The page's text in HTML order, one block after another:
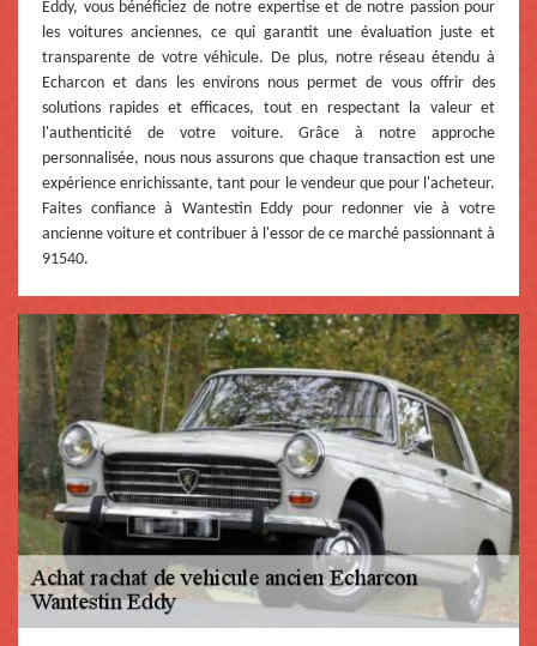
Eddy, vous bénéficiez de notre expertise et de notre passion pour
les voitures anciennes, ce qui garantit une évaluation juste et
transparente de votre véhicule. De plus, notre réseau étendu à
Echarcon et dans les environs nous permet de vous offrir des
solutions rapides et efficaces, tout en respectant la valeur et
l'authenticité de votre voiture. Grâce à notre approche
personnalisée, nous nous assurons que chaque transaction est une
expérience enrichissante, tant pour le vendeur que pour l'acheteur.
Faites confiance à Wantestin Eddy pour redonner vie à votre
ancienne voiture et contribuer à l'essor de ce marché passionnant à
91540.